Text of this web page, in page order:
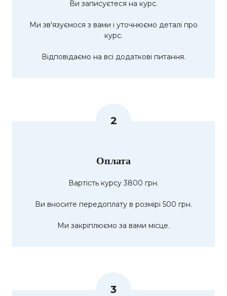
Ви записуєтеся на курс.
Ми зв'язуємося з вами і уточнюємо деталі про
курс.
Відповідаємо на всі додаткові питання.
2
Оплата
Вартість курсу 3800 грн.
Ви вносите передоплату в розмірі 500 грн.
Ми закріплюємо за вами місце.
3